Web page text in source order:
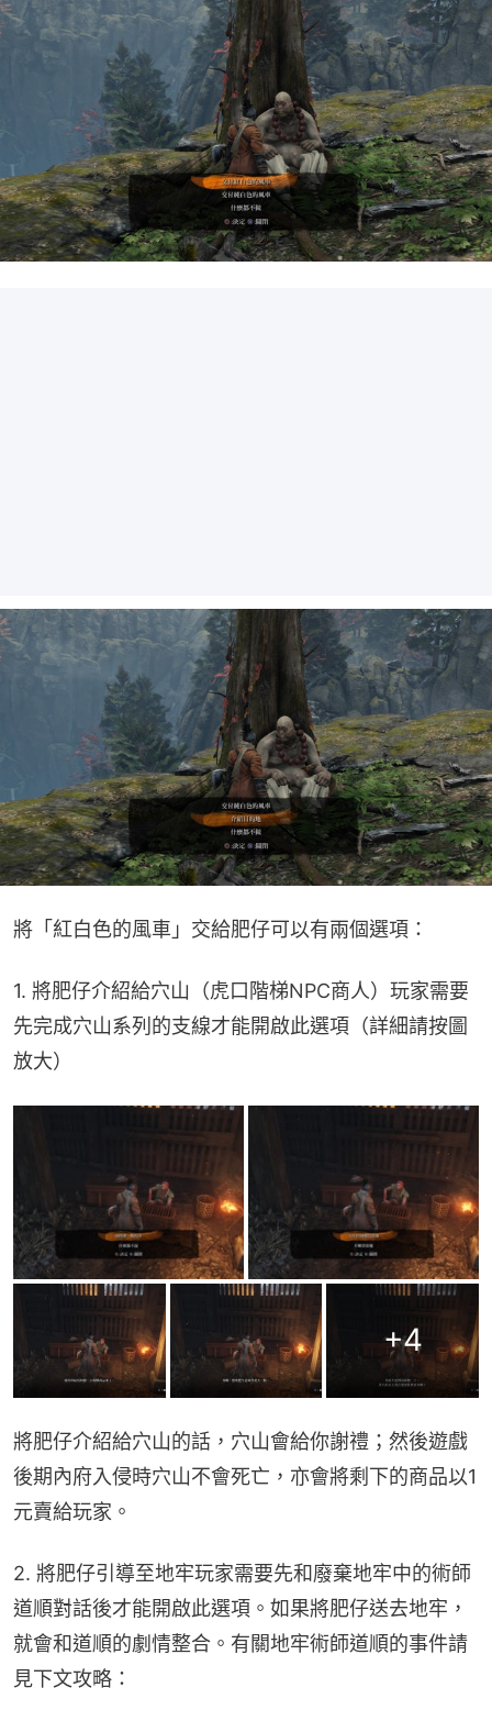
將「紅白色的風車」交給肥仔可以有兩個選項：
1. 將肥仔介紹給穴山（虎口階梯NPC商人）玩家需要
先完成穴山系列的支線才能開啟此選項（詳細請按圖
放大）
+4
將肥仔介紹給穴山的話，穴山會給你謝禮；然後遊戲
後期內府入侵時穴山不會死亡，亦會將剩下的商品以1
元賣給玩家。
2. 將肥仔引導至地牢玩家需要先和廢棄地牢中的術師
道順對話後才能開啟此選項。如果將肥仔送去地牢，
就會和道順的劇情整合。有關地牢術師道順的事件請
見下文攻略：